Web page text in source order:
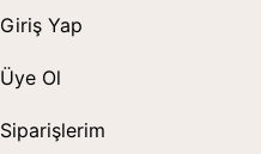
Giriş Yap
Üye Ol
Siparişlerim